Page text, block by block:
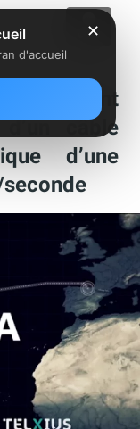
câble
d’une
✕
d'accueil